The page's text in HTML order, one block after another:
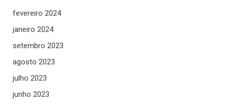
fevereiro 2024
janeiro 2024
setembro 2023
agosto 2023
julho 2023
junho 2023